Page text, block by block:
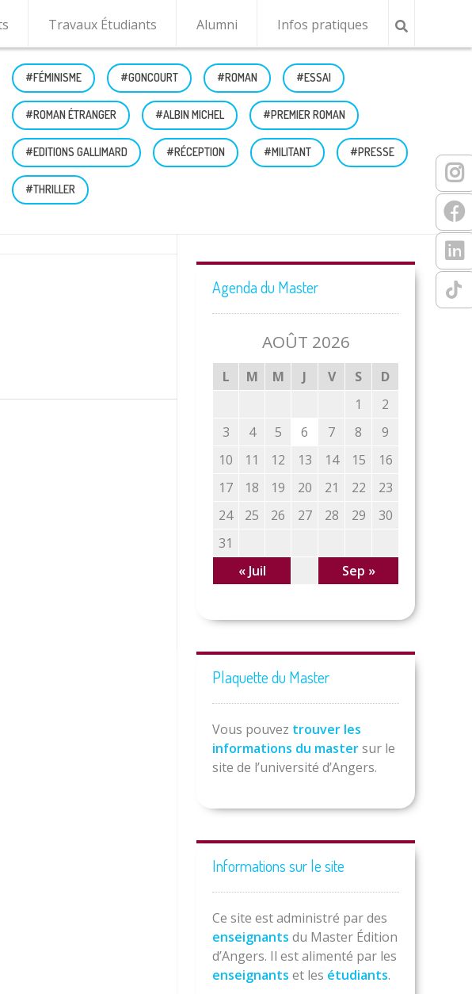
Travaux Étudiants Alumni Infos pratiques
#FÉMINISME #GONCOURT #ROMAN #ESSAI
#ROMAN ÉTRANGER #ALBIN MICHEL #PREMIER ROMAN
#EDITIONS GALLIMARD #RÉCEPTION #MILITANT #PRESSE
#THRILLER
Agenda du Master
AOÛT 2026
L M M J V S
D
1
2
3
4 5 6 7 8
9
10
11 12 13 14 15
16
17
18 19 20 21 22
23
24
25 26 27 28 29
30
31
« Juil
Sep »
Plaquette du Master
Vous pouvez trouver les
informations du mastersur le
site de l’université d’Angers.
Informations sur le site
Ce site est administré par des
enseignants du Master Édition
d’Angers. Il est alimenté par les
enseignants et les étudiants.